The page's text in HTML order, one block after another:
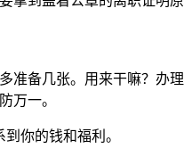
准备几张。用来干嘛？办
万一。
你的钱和福利。